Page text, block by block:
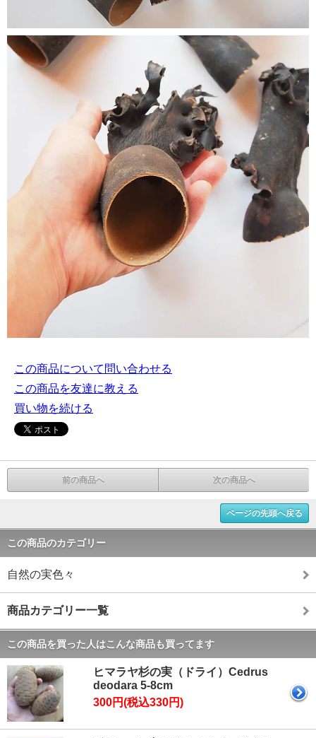
この商品について問い合わせる
この商品を友達に教える
買い物を続ける
前の商品へ 次の商品へ
ページの先頭へ戻る
この商品のカテゴリー
自然の実色々
商品カテゴリー一覧
この商品を買った人はこんな商品も買ってます
ヒマラヤ杉の実（ドライ）Cedrus
deodara 5-8cm
300円(税込330円)